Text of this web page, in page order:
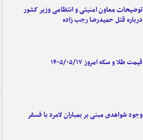
توضیحات معاون امنیتی و انتظامی وزیر کشور
درباره قتل حمیدرضا رجب زاده
قیمت طلا و سکه امروز ۱۴۰۵/۰۵/۱۷
وجود شواهدی مبنی بر بمباران لامرد با فسفر